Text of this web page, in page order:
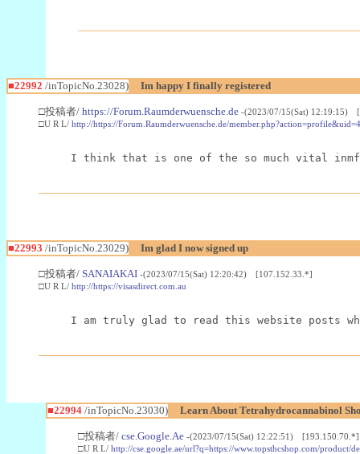
■22992 /inTopicNo.23028) Im happy I finally registered
□投稿者/ https://Forum.Raumderwuensche.de -(2023/07/15(Sat) 12:19:15)
□U R L/ http://https://Forum.Raumderwuensche.de/
I think that is one of the so much vital
■22993 /inTopicNo.23029) Im glad I now signed up
□投稿者/ SANAIAKAI -(2023/07/15(Sat) 12:20:42) [107.152.33.*]
□U R L/ http://https://visasdirect.com.au
I am truly glad to read this website posts
■22994/inTopicNo.23030) Learn About Tetrahydrocannabinol
□投稿者/ cse.Google.Ae -(2023/07/15(Sat) 12:22:51) [193.150.70.*]
□U R L/ http://cse.google.ae/url?q=https://www.topsthcshop.com/